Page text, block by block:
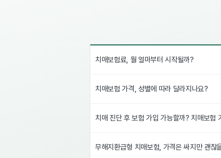
치매보험료, 월 얼마부터 시작될까?
치매보험 가격, 성별에 따라 달라지나요?
치매 진단 후 보험 가입 가능할까? 치매보험
무해지환급형 치매보험, 가격은 싸지만 괜찮